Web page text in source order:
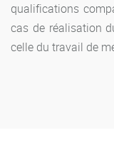
qualifications
cas de réalisation
celle du travail de